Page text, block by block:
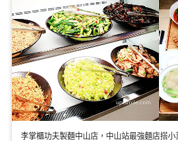
李掌櫃功夫製麵中山店，中山站最強麵店搭